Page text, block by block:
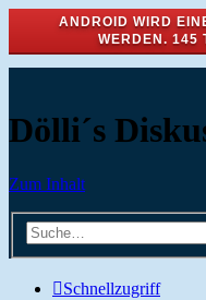
ANDROID WIRD
WERDEN. 145
Dölli´s
Zum Inhalt
Schnellzugriff